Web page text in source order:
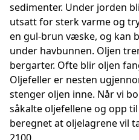
sedimenter. Under jorden
utsatt for sterk varme og
en gul-brun væske, og kan
under havbunnen. Oljen
bergarter. Ofte blir oljen
Oljefeller er nesten
stenger oljen inne. Når vi
såkalte oljefellene og opp
beregnet at oljelagrene vil